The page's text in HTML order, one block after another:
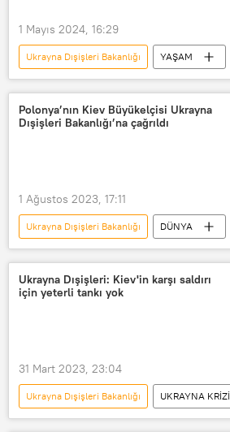
1 Mayıs 2024, 16:29
Ukrayna Dışişleri Bakanlığı
YAŞAM
Ukrayna
Yapay zeka
Rusya Dışişleri Bakanlığı
Mariya Zaharova
Vladimir Zelenskiy
Polonya’nın Kiev Büyükelçisi Ukrayna
Dışişleri Bakanlığı’na çağrıldı
1 Ağustos 2023, 17:11
Ukrayna Dışişleri Bakanlığı
DÜNYA
Ukrayna
Polonya
Ukrayna Dışişleri: Kiev'in karşı saldırı
için yeterli tankı yok
31 Mart 2023, 23:04
Ukrayna Dışişleri Bakanlığı
UKRAYNA KRİZİ
Ukrayna
Andrey Melnik